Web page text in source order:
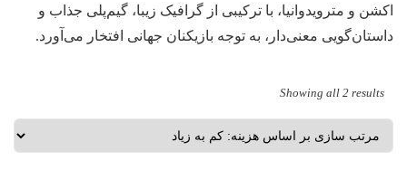
اکشن و مترویدوانیا، با ترکیبی از گرافیک زیبا، گیم‌پلی جذاب و
داستان‌گویی معنی‌دار، به توجه بازیکنان جهانی افتخار می‌آورد.
Showing all 2 results
Sorted
by
price: